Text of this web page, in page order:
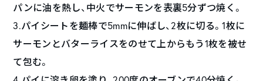
パンに油を熱し、中火でサーモンを表裏5分ずつ焼く。
3.パイシートを麺棒で5mmに伸ばし、2枚に切る。1枚に
サーモンとバターライスをのせて上からもう1枚を被せ
て包む。